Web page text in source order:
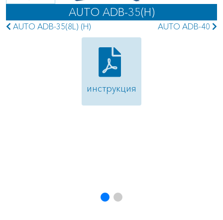
AUTO ADB-35(H)
AUTO ADB-35(8L) (H) AUTO ADB-40
инструкция